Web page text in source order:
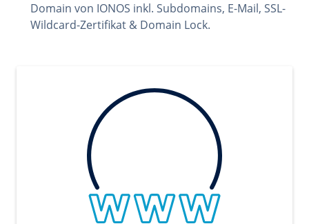
Domain von IONOS inkl. Subdomains, E-Mail, SSL-
Wildcard-Zertifikat & Domain Lock.